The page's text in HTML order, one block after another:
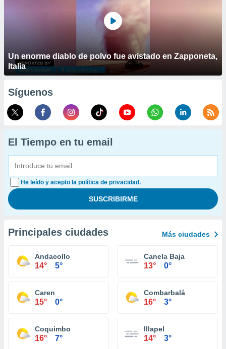
Un enorme diablo de polvo fue avistado en Zapponeta,
Italia
Síguenos
El Tiempo en tu email
He leído y acepto la política de privacidad.
Principales ciudades Más ciudades
Andacollo
14° 5°
Canela Baja
13° 0°
Caren
15° 0°
Combarbalá
16° 3°
Coquimbo
16° 7°
Illapel
14° 3°